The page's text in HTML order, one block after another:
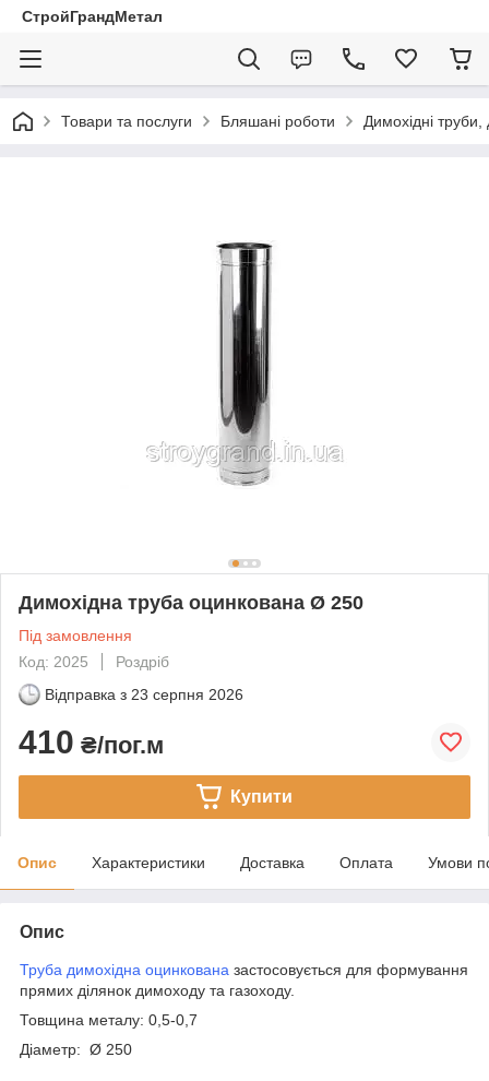
СтройГрандМетал
Товари та послуги Бляшані роботи Димохідні труби,
Димохідна труба оцинкована Ø 250
Під замовлення
Код: 2025
Роздріб
Відправка з 23 серпня 2026
410 ₴/пог.м
Купити
Опис Характеристики Доставка Оплата Умови
Опис
Труба димохідна оцинкована застосовується для формування
прямих ділянок димоходу та газоходу.
Товщина металу: 0,5-0,7
Діаметр: Ø 250